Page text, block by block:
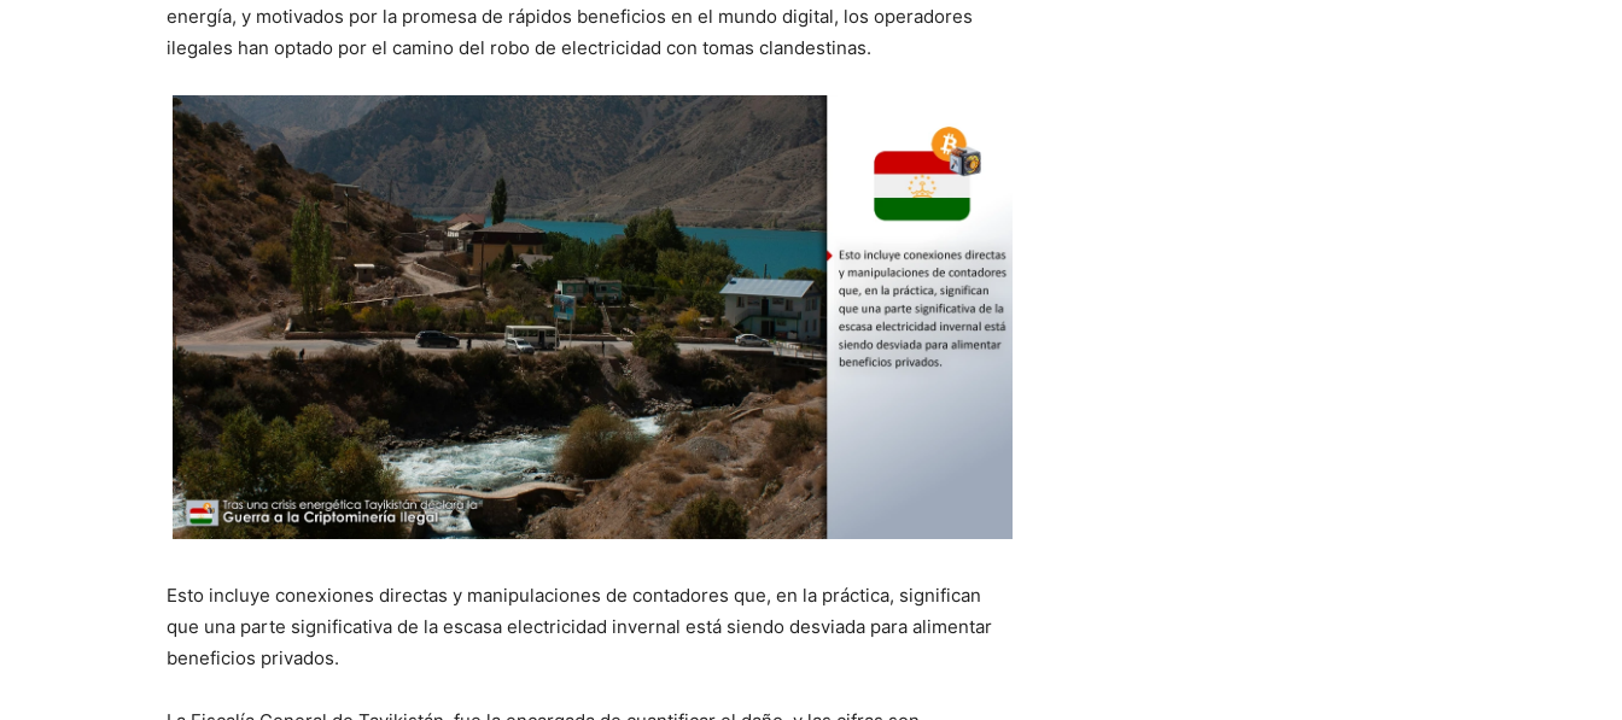
energía, y motivados por la promesa de rápidos beneficios en el mundo digital, los operadores
ilegales han optado por el camino del robo de electricidad con tomas clandestinas.
Esto incluye conexiones directas y manipulaciones de contadores que, en la práctica, significan
que una parte significativa de la escasa electricidad invernal está siendo desviada para alimentar
beneficios privados.